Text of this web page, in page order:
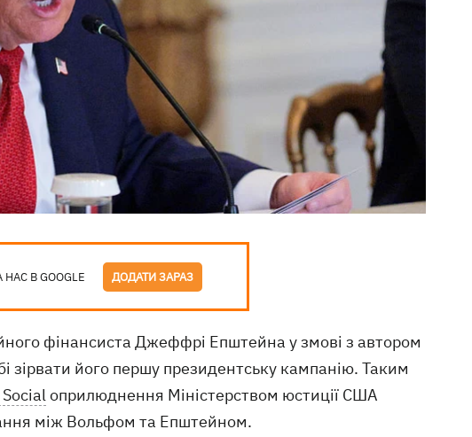
В GOOGLE ДОДАТИ ЗАРАЗ
фінансиста Джеффрі Епштейна у змові з автором
його першу президентську кампанію. Таким
оприлюднення Міністерством юстиції США
між Вольфом та Епштейном.